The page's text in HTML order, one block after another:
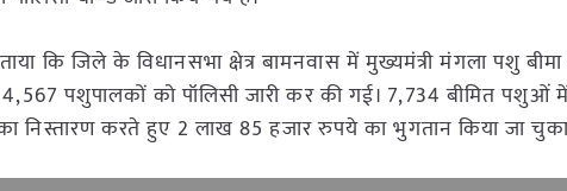
कि जिले के विधानसभा क्षेत्र बामनवास में मुख्यमंत्री मंगला पशु
4,567 पशुपालकों को पॉलिसी जारी कर की गई। 7,734 बीमित
निस्तारण करते हुए 2 लाख 85 हजार रुपये का भुगतान किया जा